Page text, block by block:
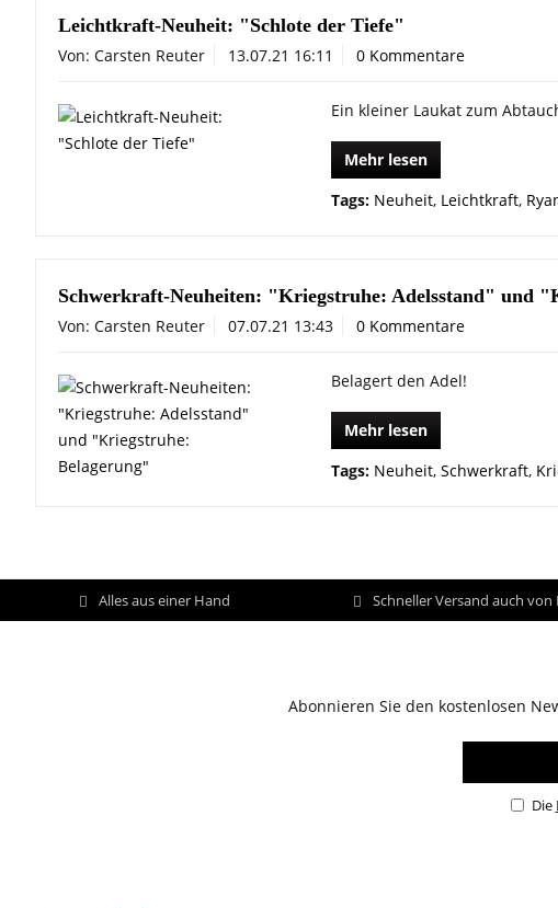
Leichtkraft-Neuheit: "Schlote der Tiefe"
Von: Carsten Reuter 13.07.21 16:11 0 Kommentare
Ein kleiner Laukat zum
Mehr lesen
Tags: Neuheit, Leichtkraft,
Schwerkraft-Neuheiten: "Kriegstruhe: Adelsstand" und
Von: Carsten Reuter 07.07.21 13:43 0 Kommentare
Belagert den Adel!
Mehr lesen
Tags: Neuheit, Schwerkraft,
Alles aus einer Hand Schneller Versand auch
Abonnieren Sie den kostenlosen
Die